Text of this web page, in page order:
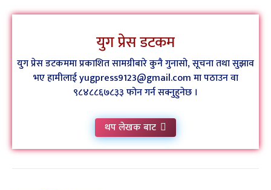
युग प्रेस डटकम
युग प्रेस डटकममा प्रकाशित सामग्रीबारे कुनै गुनासो, सूचना तथा सुझाव
भए हामीलाई yugpress9123@gmail.com मा पठाउन वा
९८४८८६७८३३ फोन गर्न सक्नुहुनेछ ।
थप लेखक बाट